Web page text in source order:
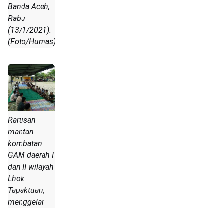
Banda Aceh,
Rabu
(13/1/2021).
(Foto/Humas)
Rarusan
mantan
kombatan
GAM daerah I
dan II wilayah
Lhok
Tapaktuan,
menggelar